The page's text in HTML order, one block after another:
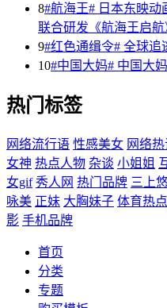
8#航海王# 日本东映
联合研发《航海王启航
9#红色通缉令# 全球追
10#中国大妈# 中国大
热门标签
网络流行语 性感美女 网络热
女神 热点人物 杂谈 小姐姐
女gif 秀人网 热门品牌 三上
咏美 正妹 大胸妹子 体育热点
影 手机品牌
首页
分类
专题